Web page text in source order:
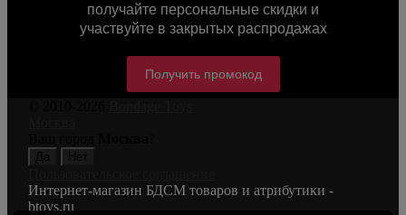
получайте персональные скидки и
участвуйте в закрытых распродажах
Получить промокод
Интернет-магазин БДСМ товаров и атрибутики -
btoys.ru